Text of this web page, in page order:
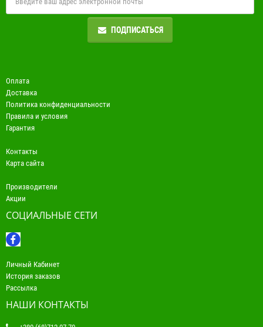
ПОДПИСАТЬСЯ
Оплата
Доставка
Политика конфиденциальности
Правила и условия
Гарантия
Контакты
Карта сайта
Производители
Акции
СОЦИАЛЬНЫЕ СЕТИ
Личный Кабинет
История заказов
Рассылка
НАШИ КОНТАКТЫ